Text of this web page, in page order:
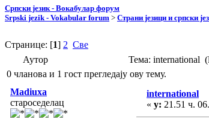
Српски језик - Вокабулар форум
Srpski jezik - Vokabular forum > Страни језици и српски
Странице: [1] 2 Све
Аутор
Тема: international
0 чланова и 1 гост прегледају ову тему.
Madiuxa
староседелац
international
« у: 21.51 ч.